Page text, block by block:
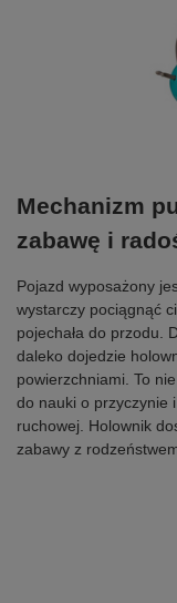
Mechanizm
zabawę i
Pojazd wyposażony
wystarczy pociągnąć
pojechała do przodu.
daleko dojedzie
powierzchniami. To
do nauki o przyczynie
ruchowej. Holownik
zabawy z